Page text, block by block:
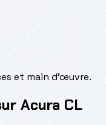
et main d'œuvre.
Acura CL